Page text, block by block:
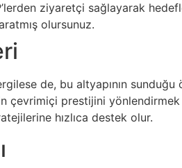
ziyaretçi sağlayarak
olursunuz.
de, bu altyapının
prestijini yönlendirmek
hızlıca destek olur.